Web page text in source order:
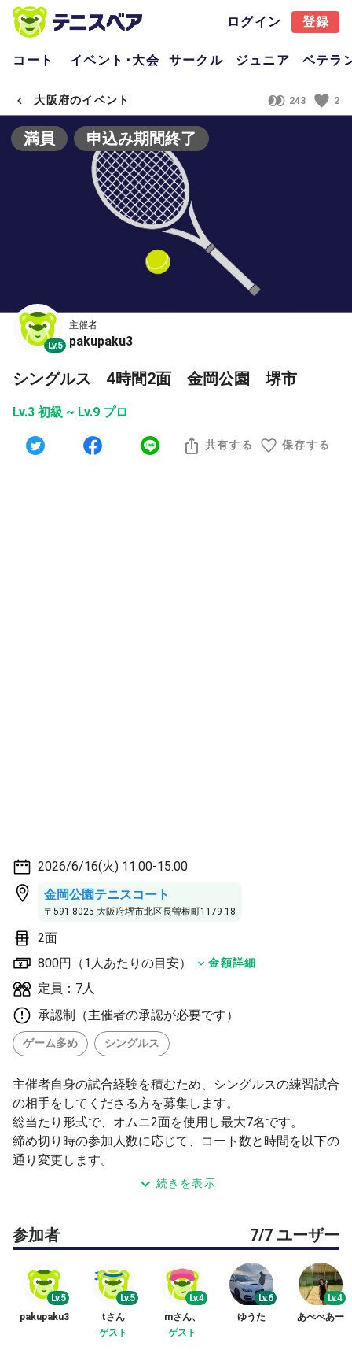
ログイン 登録
コート イベント･大会 サークル ジュニア ベテラ
大阪府のイベント 243 2
満員 申込み期間終了
Lv.5
主催者
pakupaku3
シングルス 4時間2面 金岡公園 堺市
Lv.3 初級 ~ Lv.9 プロ
共有する 保存する
2026/6/16(火) 11:00-15:00
金岡公園テニスコート
〒591-8025 大阪府堺市北区長曽根町1179-18
2面
800円（1人あたりの目安）
金額詳細
定員：7人
承認制（主催者の承認が必要です）
ゲーム多め シングルス
主催者自身の試合経験を積むため、シングルスの練習試合
の相手をしてくださる方を募集します。
総当たり形式で、オムニ2面を使用し最大7名です。
締め切り時の参加人数に応じて、コート数と時間を以下の
通り変更します。
せん。
・練習が目的のため、相手に合わせる必要はありません。
各自、自分の練習をしてください。
・レベル差があっても楽しめる方なら、どなたでも歓迎で
す。
・申し込み順に承認します。（定員7名／主催者含む）
続きを表示
参加者 7/7 ユーザー
Lv.5
pakupaku3
Lv.5
tさん
ゲスト
Lv.4
mさん、
ゲスト
Lv.6
ゆうた
Lv.4
あべべあー